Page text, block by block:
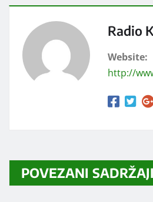
Radio
Website:
http://
POVEZANI SADRŽAJI